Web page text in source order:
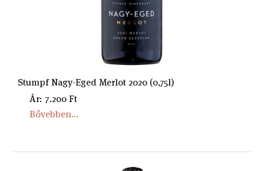
Stumpf Nagy-Eged Merlot 2020 (0,75l)
Ár: 7.200 Ft
Bővebben...